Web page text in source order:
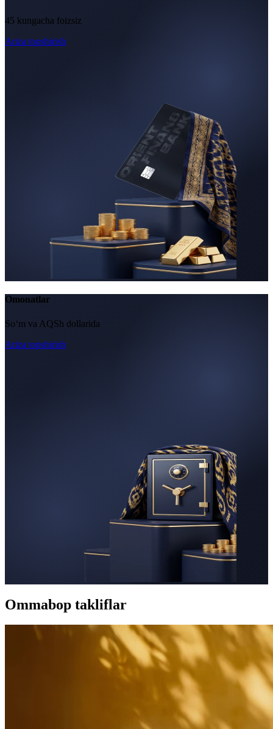
45 kungacha foizsiz
Ariza topshirish
Omonatlar
So‘m va AQSh dollarida
Ariza topshirish
Ommabop takliflar